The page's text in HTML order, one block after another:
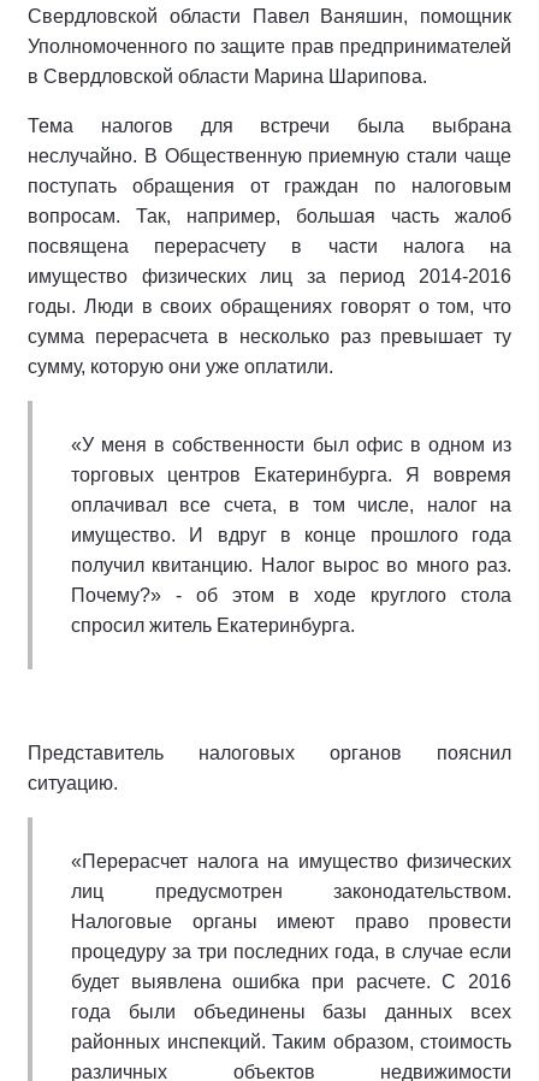
Свердловской области Павел Ваняшин, помощник
Уполномоченного по защите прав предпринимателей
в Свердловской области Марина Шарипова.
Тема налогов для встречи была выбрана
неслучайно. В Общественную приемную стали чаще
поступать обращения от граждан по налоговым
вопросам. Так, например, большая часть жалоб
посвящена перерасчету в части налога на
имущество физических лиц за период 2014-2016
годы. Люди в своих обращениях говорят о том, что
сумма перерасчета в несколько раз превышает ту
сумму, которую они уже оплатили.
«У меня в собственности был офис в одном из
торговых центров Екатеринбурга. Я вовремя
оплачивал все счета, в том числе, налог на
имущество. И вдруг в конце прошлого года
получил квитанцию. Налог вырос во много раз.
Почему?» - об этом в ходе круглого стола
спросил житель Екатеринбурга.
Представитель налоговых органов пояснил
ситуацию.
«Перерасчет налога на имущество физических
лиц предусмотрен законодательством.
Налоговые органы имеют право провести
процедуру за три последних года, в случае если
будет выявлена ошибка при расчете. С 2016
года были объединены базы данных всех
районных инспекций. Таким образом, стоимость
различных объектов недвижимости